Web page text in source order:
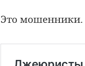
Это мошенники.